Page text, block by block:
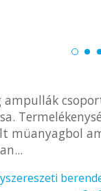
müanyagbol